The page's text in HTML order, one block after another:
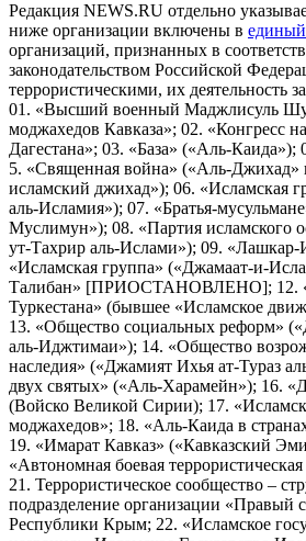
Редакция NEWS.RU отдельно
ниже организации включены в
организаций, признанных в
законодательством Российской
террористическими, их деятельность
01. «Высший военный Маджлисуль
моджахедов Кавказа»; 02. «Конгресс
Дагестана»; 03. «База» («Аль-Каида»);
5. «Священная война» («Аль-Джихад»
исламский джихад»); 06. «Исламская
аль-Исламия»); 07. «Братья-
Муслимун»); 08. «Партия исламского
ут-Тахрир аль-Ислами»); 09. «Лашкар-
«Исламская группа» («Джамаат-и-
Талибан» [ПРИОСТАНОВЛЕНО]; 12.
Туркестана» (бывшее «Исламское
13. «Общество социальных реформ»
аль-Иджтимаи»); 14. «Общество
наследия» («Джамият Ихья ат-Тураз
двух святых» («Аль-Харамейн»); 16.
(Войско Великой Сирии); 17.
моджахедов»; 18. «Аль-Каида в
19. «Имарат Кавказ» («Кавказский
«Автономная боевая
21. Террористическое сообщество –
подразделение организации «Правый
Республики Крым; 22. «Исламское